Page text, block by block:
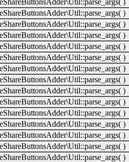
)
)
)
)
)
)
)
)
)
)
)
)
)
)
)